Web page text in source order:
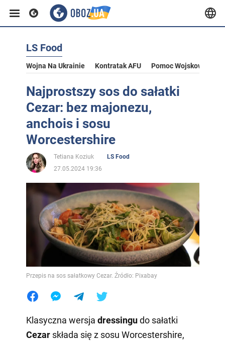
LS Food
Wojna Na Ukrainie Kontratak AFU Pomoc Wojskowa Dla
Najprostszy sos do sałatki
Cezar: bez majonezu,
anchois i sosu
Worcestershire
Tetiana Koziuk
LS Food
27.05.2024 19:36
Przepis na sos sałatkowy Cezar. Źródło: Pixabay
Klasyczna wersja dressingudo sałatki
Cezar składa się z sosu Worcestershire,